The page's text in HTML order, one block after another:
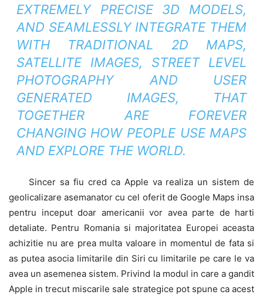
EXTREMELY PRECISE 3D MODELS,
AND SEAMLESSLY INTEGRATE THEM
WITH TRADITIONAL 2D MAPS,
SATELLITE IMAGES, STREET LEVEL
PHOTOGRAPHY AND USER
GENERATED IMAGES, THAT
TOGETHER ARE FOREVER
CHANGING HOW PEOPLE USE MAPS
AND EXPLORE THE WORLD.
Sincer sa fiu cred ca Apple va realiza un sistem de
geolicalizare asemanator cu cel oferit de Google Maps insa
pentru inceput doar americanii vor avea parte de harti
detaliate. Pentru Romania si majoritatea Europei aceasta
achizitie nu are prea multa valoare in momentul de fata si
as putea asocia limitarile din Siri cu limitarile pe care le va
avea un asemenea sistem. Privind la modul in care a gandit
Apple in trecut miscarile sale strategice pot spune ca acest